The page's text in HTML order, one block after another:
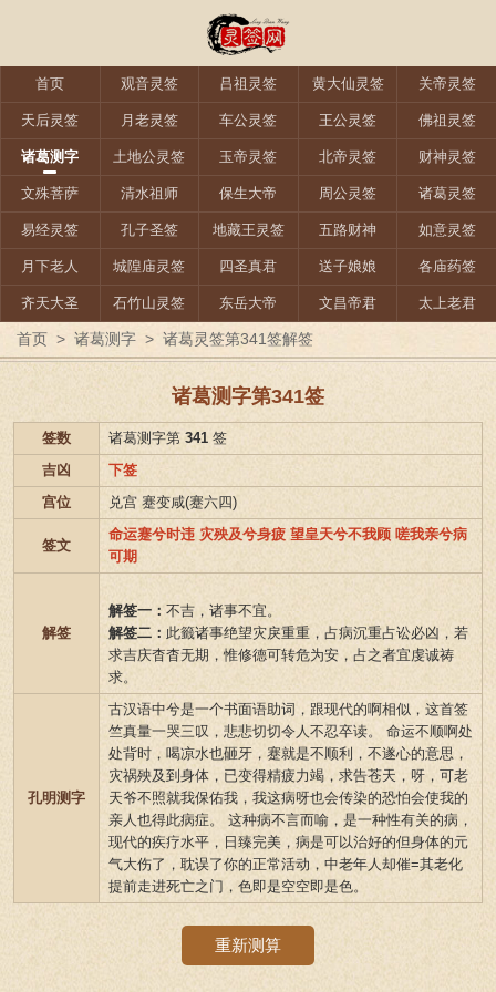
首页 观音灵签 吕祖灵签 黄大仙灵签 关帝灵签
天后灵签 月老灵签 车公灵签 王公灵签 佛祖灵签
诸葛测字 土地公灵签 玉帝灵签 北帝灵签 财神灵签
文殊菩萨 清水祖师 保生大帝 周公灵签 诸葛灵签
易经灵签 孔子圣签 地藏王灵签 五路财神 如意灵签
月下老人 城隍庙灵签 四圣真君 送子娘娘 各庙药签
齐天大圣 石竹山灵签 东岳大帝 文昌帝君 太上老君
首页 > 诸葛测字 > 诸葛灵签第341签解签
诸葛测字第341签
签数 诸葛测字第 341 签
吉凶
下签
宫位
兑宫 蹇变咸(蹇六四)
签文
命运蹇兮时违 灾殃及兮身疲 望皇天兮不我顾 嗟我亲兮病
可期
解签
解签一： 不吉，诸事不宜。
解签二： 此籤诸事绝望灾戾重重，占病沉重占讼必凶，若
求吉庆杳杳无期，惟修德可转危为安，占之者宜虔诚祷
求。
孔明测字
古汉语中兮是一个书面语助词，跟现代的啊相似，这首签
竺真量一哭三叹，悲悲切切令人不忍卒读。 命运不顺啊处
处背时，喝凉水也砸牙，蹇就是不顺利，不遂心的意思，
灾祸殃及到身体，已变得精疲力竭，求告苍天，呀，可老
天爷不照就我保佑我，我这病呀也会传染的恐怕会使我的
亲人也得此病症。 这种病不言而喻，是一种性有关的病，
现代的疾疗水平，日臻完美，病是可以治好的但身体的元
气大伤了，耽误了你的正常活动，中老年人却催=其老化
提前走进死亡之门，色即是空空即是色。
重新测算